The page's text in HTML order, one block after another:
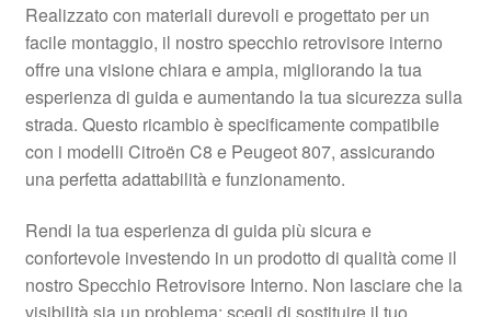
Rimostranza
Spedizione in tutto il mondo
Termini e condizioni
Realizzato con materiali durevoli e progettato per un
facile montaggio, il nostro specchio retrovisore interno
offre una visione chiara e ampia, migliorando la tua
esperienza di guida e aumentando la tua sicurezza sulla
strada. Questo ricambio è specificamente compatibile
con i modelli Citroën C8 e Peugeot 807, assicurando
una perfetta adattabilità e funzionamento.
Rendi la tua esperienza di guida più sicura e
confortevole investendo in un prodotto di qualità come il
nostro Specchio Retrovisore Interno. Non lasciare che la